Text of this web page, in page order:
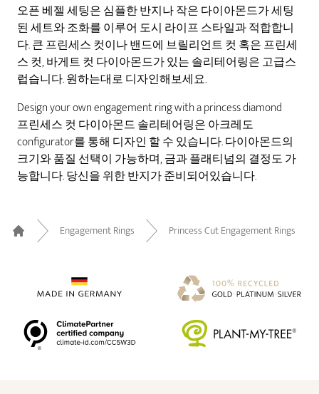
오픈 베젤 세팅은 심플한 반지나 작은 다이아몬드가 세팅
된 세트와 조화를 이루어 도시 라이프 스타일과 적합합니
다. 큰 프린세스 컷이나 밴드에 브릴리언트 컷 혹은 프린세
스 컷, 바게트 컷 다이아몬드가 있는 솔리테어링은 고급스
럽습니다. 원하는대로 디자인해보세요.
Design your own engagement ring with a princess diamond
프린세스 컷 다이아몬드 솔리테어링은 아크레도
configurator를 통해 디자인 할 수 있습니다. 다이아몬드의
크기와 품질 선택이 가능하며, 금과 플래티넘의 결정도 가
능합니다. 당신을 위한 반지가 준비되어있습니다.
Home
Engagement Rings Princess Cut Engagement Rings